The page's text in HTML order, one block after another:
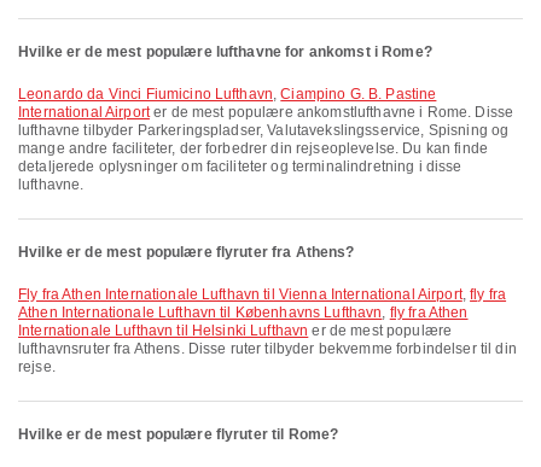
Hvilke er de mest populære lufthavne for ankomst i Rome?
Leonardo da Vinci Fiumicino Lufthavn,Ciampino G. B. Pastine
International Airporter de mest populære ankomstlufthavne i Rome. Disse
lufthavne tilbyder Parkeringspladser, Valutavekslingsservice, Spisning og
mange andre faciliteter, der forbedrer din rejseoplevelse. Du kan finde
detaljerede oplysninger om faciliteter og terminalindretning i disse
lufthavne.
Hvilke er de mest populære flyruter fra Athens?
fly fra Athen Internationale Lufthavn til Vienna International Airport,fly fra
Athen Internationale Lufthavn til Københavns Lufthavn, fly fra Athen
Internationale Lufthavn til Helsinki Lufthavn er de mest populære
lufthavnsruter fra Athens. Disse ruter tilbyder bekvemme forbindelser til din
rejse.
Hvilke er de mest populære flyruter til Rome?